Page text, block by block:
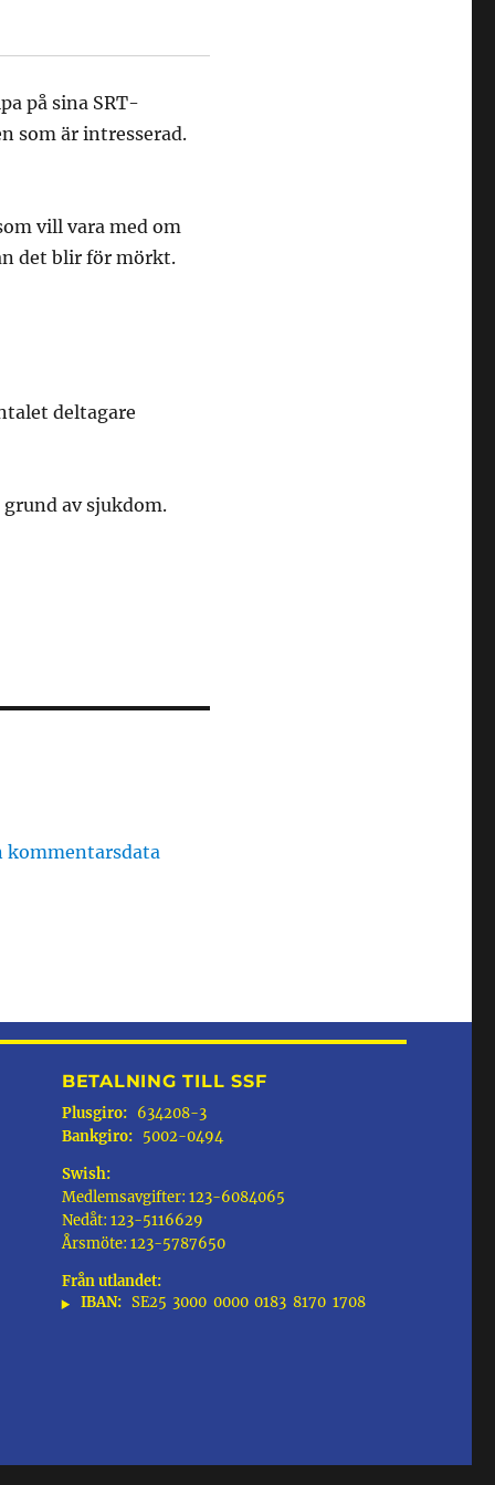
på sina SRT-
som är intresserad.
vill vara med om
det blir för mörkt.
deltagare
grund av sjukdom.
kommentarsdata
BETALNING TILL SSF
Plusgiro: 634208-3
Bankgiro: 5002-0494
Swish:
Medlemsavgifter: 123-6084065
Nedåt: 123-5116629
Årsmöte: 123-5787650
Från utlandet:
IBAN: SE25 3000 0000 0183 8170 1708